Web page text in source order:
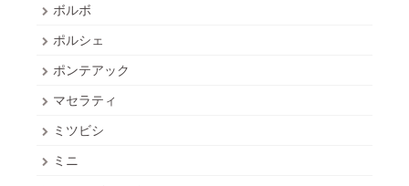
ボルボ
ポルシェ
ポンテアック
マセラティ
ミツビシ
ミニ